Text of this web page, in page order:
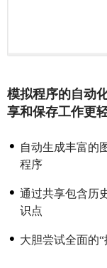
模拟程序的自动
享和保存工作更
自动生成丰富的
程序
通过共享包含历
识点
大胆尝试全面的